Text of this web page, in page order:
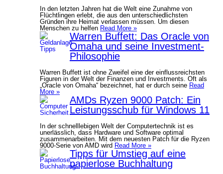
In den letzten Jahren hat die Welt eine Zunahme von
Flüchtlingen erlebt, die aus den unterschiedlichsten
Gründen ihre Heimat verlassen müssen. Um diesen
Menschen zu helfen Read More »
Warren Buffett: Das Oracle von
Omaha und seine Investment-
Philosophie
Warren Buffett ist ohne Zweifel eine der einflussreichsten
Figuren in der Welt der Finanzen und Investments. Oft als
„Oracle von Omaha“ bezeichnet, hat er durch seine Read
More »
AMDs Ryzen 9000 Patch: Ein
Leistungsschub für Windows 11
In der schnelllebigen Welt der Computertechnik ist es
unerlässlich, dass Hardware und Software optimal
zusammenarbeiten. Mit dem neuesten Patch für die Ryzen
9000-Serie von AMD wird Read More »
Tipps für Umstieg auf eine
papierlose Buchhaltung